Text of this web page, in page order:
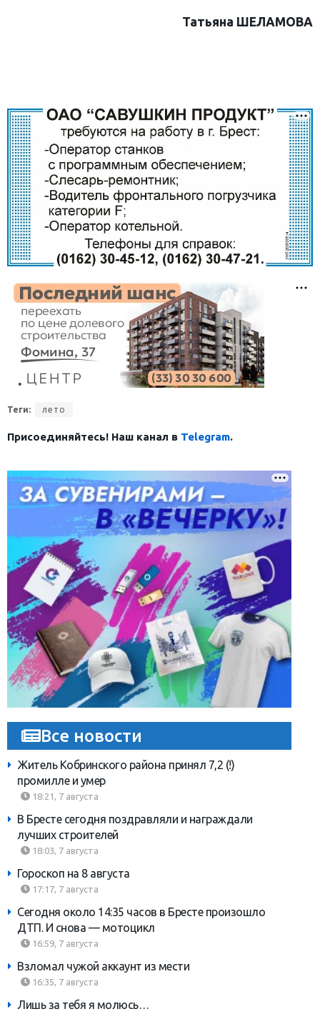
Татьяна ШЕЛАМОВА
Теги: лето
Присоединяйтесь! Наш канал в Telegram.
Все новости
Житель Кобринского района принял 7,2 (!)
промилле и умер
18:21, 7 августа
В Бресте сегодня поздравляли и награждали
лучших строителей
18:03, 7 августа
Гороскоп на 8 августа
17:17, 7 августа
Сегодня около 14:35 часов в Бресте произошло
ДТП. И снова — мотоцикл
16:59, 7 августа
Взломал чужой аккаунт из мести
16:35, 7 августа
Лишь за тебя я молюсь…